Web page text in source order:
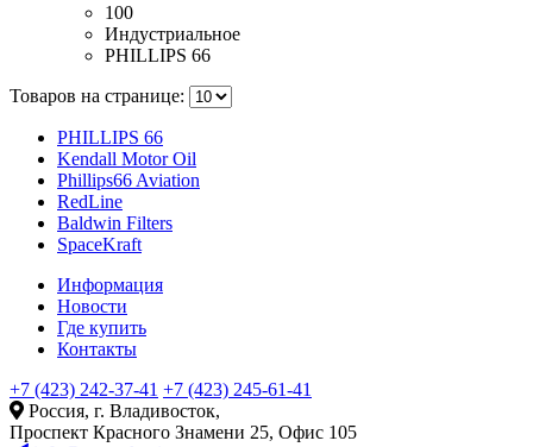
100
Индустриальное
PHILLIPS 66
Товаров на странице:
PHILLIPS 66
Kendall Motor Oil
Phillips66 Aviation
RedLine
Baldwin Filters
SpaceKraft
Информация
Новости
Где купить
Контакты
+7 (423) 242-37-41 +7 (423) 245-61-41
Россия, г. Владивосток,
Проспект Красного Знамени 25, Офис 105